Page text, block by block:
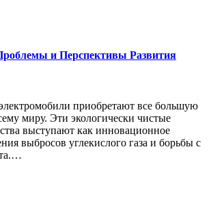
и Перспективы Развития
миру. Эти экологически чистые
выступают как инновационное
выбросов углекислого газа и борьбы с